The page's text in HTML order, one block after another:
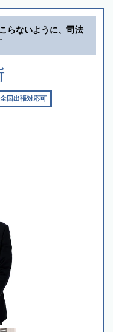
らないように、司法
全国出張対応可